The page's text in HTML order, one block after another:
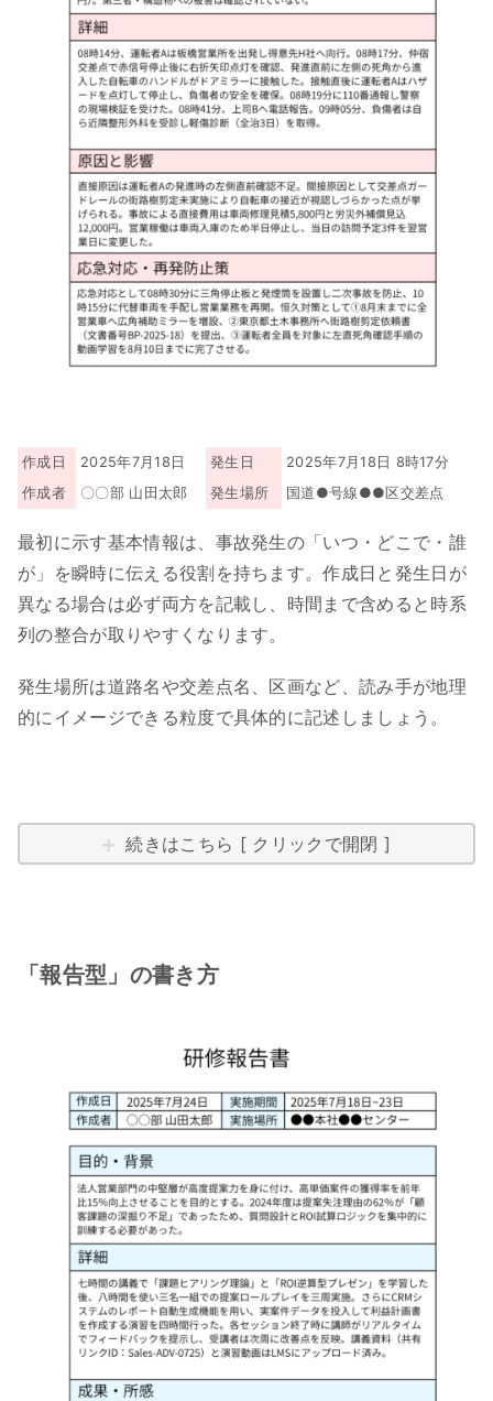
作成日 2025年7月18日 発生日
2025年7月18日 8時17分
作成者
〇〇部 山田太郎 発生場所 国道●号線●●区交差点
最初に示す基本情報は、事故発生の「いつ・どこで・誰
が」を瞬時に伝える役割を持ちます。作成日と発生日が
異なる場合は必ず両方を記載し、時間まで含めると時系
列の整合が取りやすくなります。
発生場所は道路名や交差点名、区画など、読み手が地理
的にイメージできる粒度で具体的に記述しましょう。
続きはこちら [ クリックで開閉 ]
「報告型」の書き方